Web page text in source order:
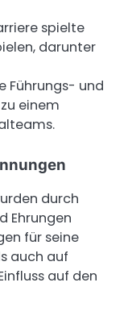
spielte
darunter
Führungs- und
einem
durch
Ehrungen
für seine
auch auf
auf den